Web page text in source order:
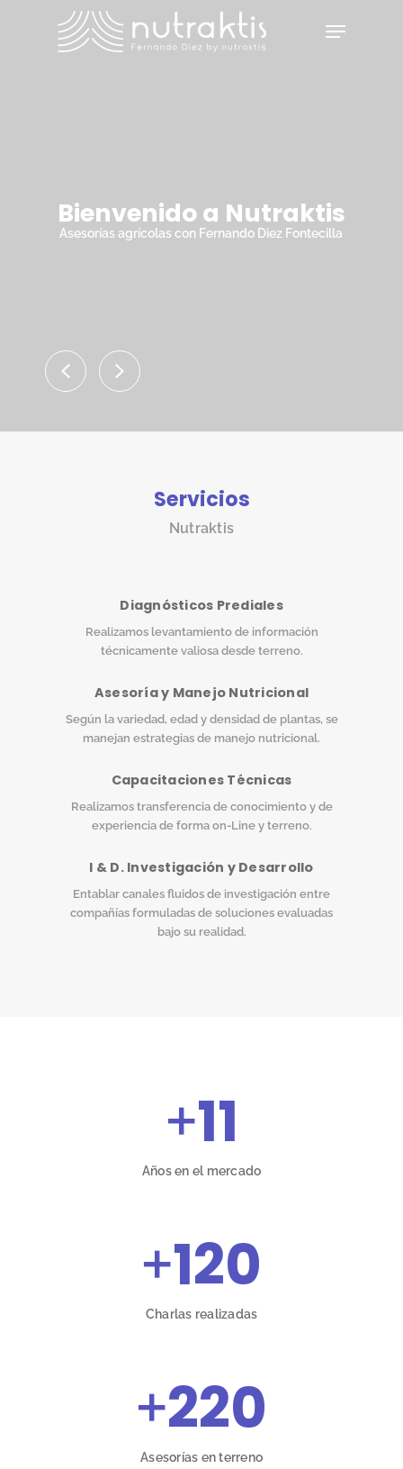
Menu
Bienvenido a Nutraktis
Asesorías agrícolas con Fernando Diez Fontecilla
Servicios
Nutraktis
Diagnósticos Prediales
Realizamos levantamiento de información
técnicamente valiosa desde terreno.
Asesoría y Manejo Nutricional
Según la variedad, edad y densidad de plantas, se
manejan estrategias de manejo nutricional.
Capacitaciones Técnicas
Realizamos transferencia de conocimiento y de
experiencia de forma on-Line y terreno.
I & D. Investigación y Desarrollo
Entablar canales fluidos de investigación entre
compañías formuladas de soluciones evaluadas
bajo su realidad.
+11
Años en el mercado
+120
Charlas realizadas
+220
Asesorías en terreno